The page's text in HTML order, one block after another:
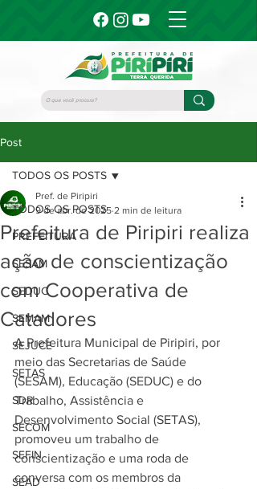
Post
TODOS OS POSTS
PREFEITURA
SESAM
SEDUC
SEMAM
SEJUCE
SETAS
SDR
SECOM
SEFIN
SEAD
TODOS OS POSTS
Prefeitura de Piripiri realiza
ação de conscientização
com Cooperativa de
Catadores
Pref. de Piripiri
9 de abr. de 2025 2 min de leitura
A Prefeitura Municipal de Piripiri, por
meio das Secretarias de Saúde
(SESAM), Educação (SEDUC) e do
Trabalho, Assistência e
Desenvolvimento Social (SETAS),
promoveu um trabalho de
conscientização e uma roda de
conversa com os membros da